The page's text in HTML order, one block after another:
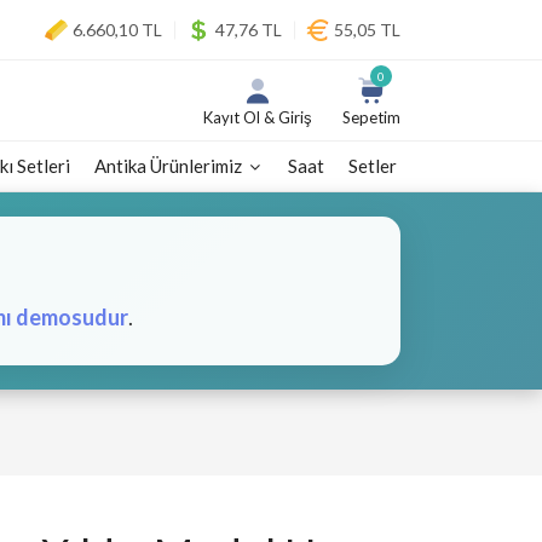
6.660,10 TL 47,76 TL 55,05 TL
Kayıt Ol & Giriş Sepetim
0
Setleri Antika Ürünlerimiz Saat Setler
demosudur.